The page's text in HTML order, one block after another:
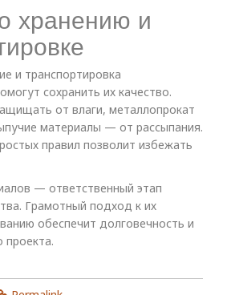
хранению и
и транспортировка
сохранить их качество.
от влаги, металлопрокат
материалы — от рассыпания.
правил позволит избежать
— ответственный этап
Грамотный подход к их
обеспечит долговечность и
проекта.